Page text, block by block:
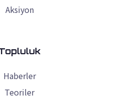
Aksiyon
Haberler
Teoriler